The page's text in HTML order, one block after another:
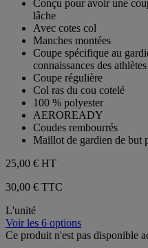
Conçu pour avoir une
lâche
Avec cotes col
Manches montées
Coupe spécifique au
connaissances des
Coupe régulière
Col ras du cou cotelé
100 % polyester
AEROREADY
Coudes rembourrés
Maillot de gardien de but
25,00 € HT
30,00 € TTC
L'unité
Voir les 6 options
Ce produit n'est pas disponible